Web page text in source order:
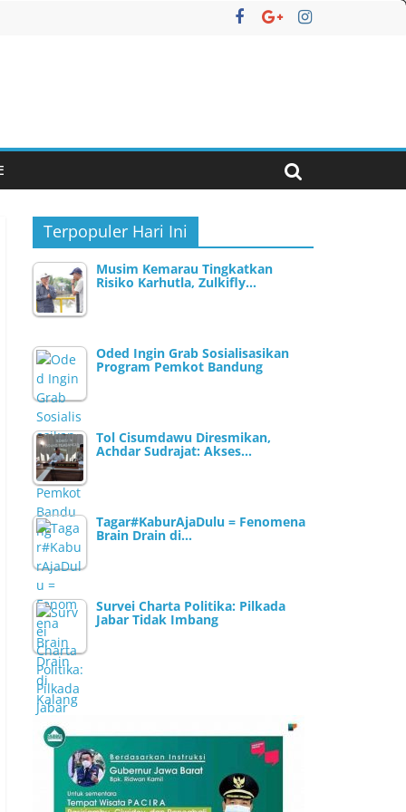
Terpopuler Hari Ini
Musim Kemarau Tingkatkan
Risiko Karhutla, Zulkifly…
Oded Ingin Grab Sosialisasikan
Program Pemkot Bandung
Tol Cisumdawu Diresmikan,
Achdar Sudrajat: Akses…
Tagar#KaburAjaDulu = Fenomena
Brain Drain di…
Survei Charta Politika: Pilkada
Jabar Tidak Imbang